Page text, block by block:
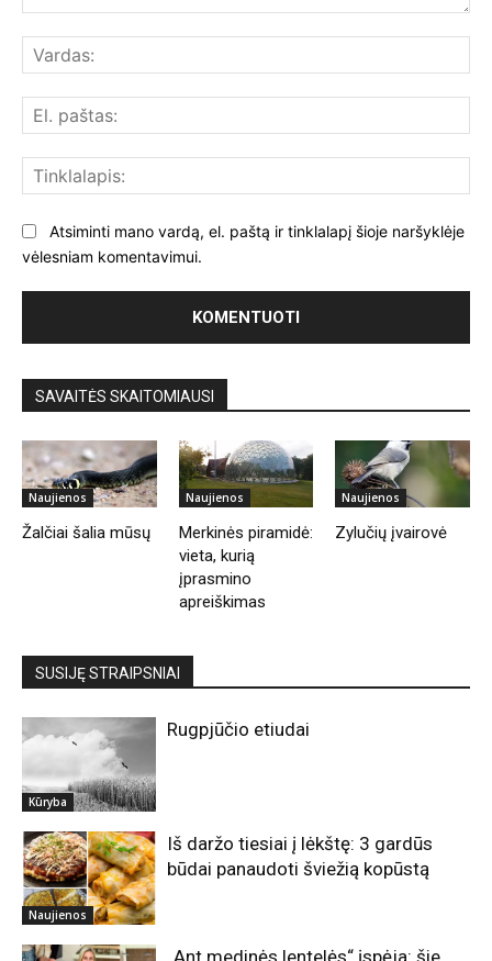
Atsiminti mano vardą, el. paštą ir tinklalapį šioje naršyklėje
vėlesniam komentavimui.
SAVAITĖS SKAITOMIAUSI
Naujienos
Žalčiai šalia mūsų
Naujienos
Merkinės piramidė:
vieta, kurią
įprasmino
apreiškimas
Naujienos
Zylučių įvairovė
SUSIJĘ STRAIPSNIAI
Kūryba
Rugpjūčio etiudai
Naujienos
Iš daržo tiesiai į lėkštę: 3 gardūs
būdai panaudoti šviežią kopūstą